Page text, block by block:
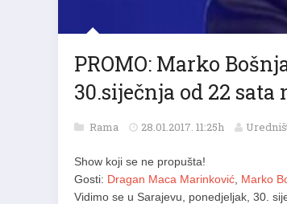
PROMO: Marko
30.siječnja od 22
Rama 28.01.2017. 11:25h
Show koji se ne propušta!
Gosti: Dragan Maca Marinković Marko
Vidimo se u Sarajevu, ponedjeljak, 30.